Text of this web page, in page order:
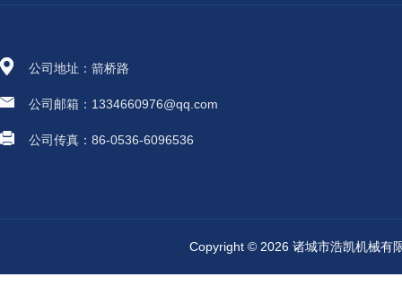
公司地址：箭桥路
公司邮箱：1334660976@qq.com
公司传真：86-0536-6096536
Copyright © 2026 诸城市浩凯机械